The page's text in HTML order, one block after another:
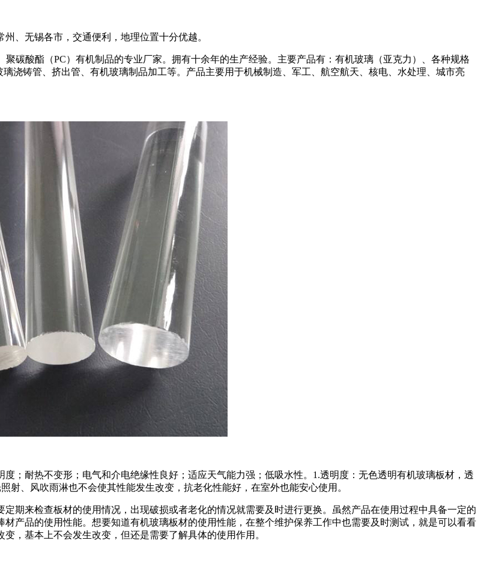
、无锡各市，交通便利，地理位置十分优越。
碳酸酯（PC）有机制品的专业厂家。拥有十余年的生产经验。主要产品有：有机玻璃（亚克力）、各种规格
浇铸管、挤出管、有机玻璃制品加工等。产品主要用于机械制造、军工、航空航天、核电、水处理、城市亮
；耐热不变形；电气和介电绝缘性良好；适应天气能力强；低吸水性。1.透明度：无色透明有机玻璃板材，透
、风吹雨淋也不会使其性能发生改变，抗老化性能好，在室外也能安心使用。
期来检查板材的使用情况，出现破损或者老化的情况就需要及时进行更换。虽然产品在使用过程中具备一定的
产品的使用性能。想要知道有机玻璃板材的使用性能，在整个维护保养工作中也需要及时测试，就是可以看看
，基本上不会发生改变，但还是需要了解具体的使用作用。